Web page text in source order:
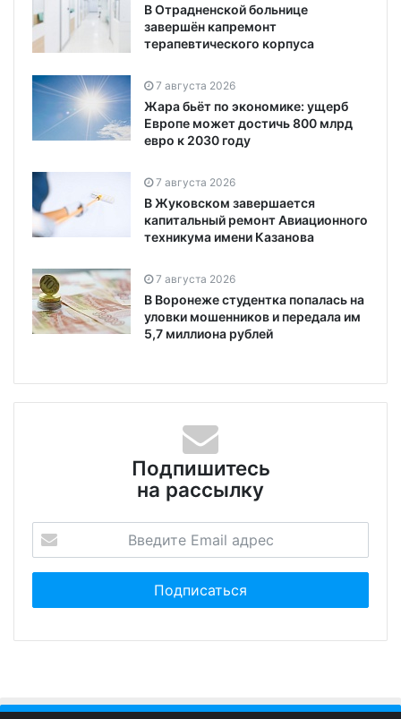
В Отрадненской больнице
завершён капремонт
терапевтического корпуса
7 августа 2026
Жара бьёт по экономике: ущерб
Европе может достичь 800 млрд
евро к 2030 году
7 августа 2026
В Жуковском завершается
капитальный ремонт Авиационного
техникума имени Казанова
7 августа 2026
В Воронеже студентка попалась на
уловки мошенников и передала им
5,7 миллиона рублей
Подпишитесь
на рассылку